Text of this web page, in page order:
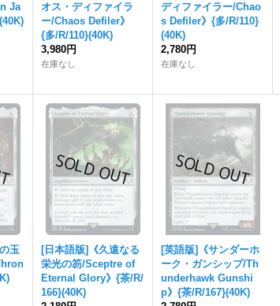
Ja
オス・ディファイラ
ー/Chaos Defiler》
{多/R/110}(40K)
3,980円
在庫なし
ディファイラー/Chao
s Defiler》{多/R/110}
(40K)
2,780円
在庫なし
玉
[日本語版]《久遠なる
栄光の笏/Sceptre of
Eternal Glory》{茶/R/
166}(40K)
[英語版]《サンダーホ
ーク・ガンシップ/Th
underhawk Gunshi
p》{茶/R/167}(40K)